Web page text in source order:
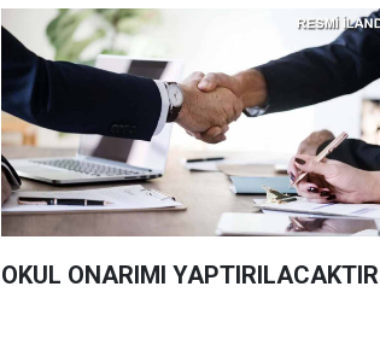
OKUL ONARIMI YAPTIRILACAKTIR